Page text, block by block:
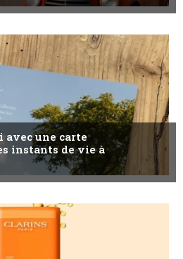
avec une carte
instants de vie à